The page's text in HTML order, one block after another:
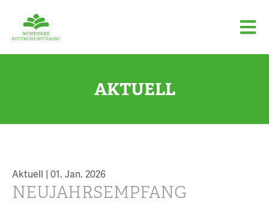
AKTUELL
Aktuell | 01. Jan. 2026
NEUJAHRSEMPFANG